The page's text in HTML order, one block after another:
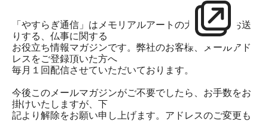
「やすらぎ通信」はメモリアルアートの大野屋よりお送
りする、仏事に関する
お役立ち情報マガジンです。弊社のお客様、メールアド
レスをご登録頂いた方へ
毎月１回配信させていただいております。
今後このメールマガジンがご不要でしたら、お手数をお
掛けいたしますが、下
記より解除をお願い申し上げます。アドレスのご変更も